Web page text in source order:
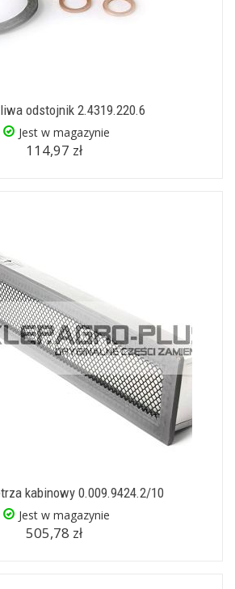
odstojnik 2.4319.220.6
Jest w magazynie
114,97 zł
kabinowy 0.009.9424.2/10
Jest w magazynie
505,78 zł